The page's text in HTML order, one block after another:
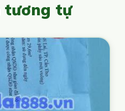
tương tự